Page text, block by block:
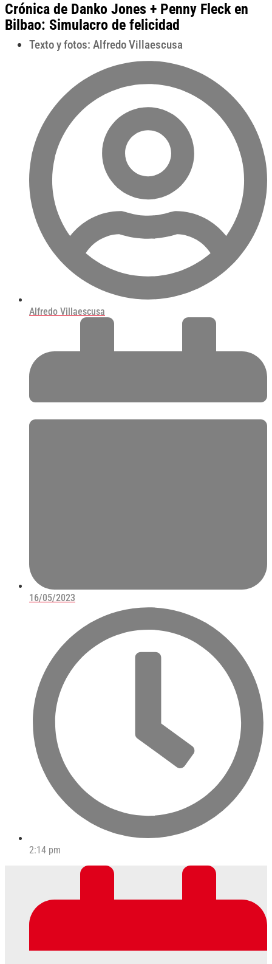
Crónica de Danko Jones + Penny Fleck en
Bilbao: Simulacro de felicidad
Texto y fotos: Alfredo Villaescusa
Alfredo Villaescusa
16/05/2023
2:14 pm